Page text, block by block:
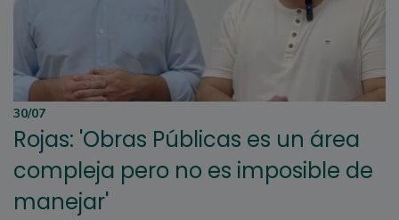
30/07
Rojas: 'Obras Públicas es un área
compleja pero no es imposible de
manejar'